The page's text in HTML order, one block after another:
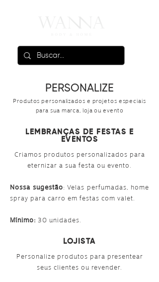
PERSONALIZE
Produtos personalizados e projetos especiais
para sua marca, loja ou evento
LEMBRANÇAS DE FESTAS E
EVENTOS
Criamos produtos personalizados para
eternizar a sua festa ou evento.
Nossa sugestão: Velas perfumadas, home
spray para carro em festas com valet.
Mínimo: 30 unidades.
LOJISTA
Personalize produtos para presentear
seus clientes ou revender.